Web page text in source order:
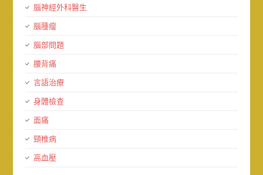
腦神經外科醫生
腦腫瘤
腦部問題
腰背痛
言語治療
身體檢查
面痛
頸椎病
高血壓